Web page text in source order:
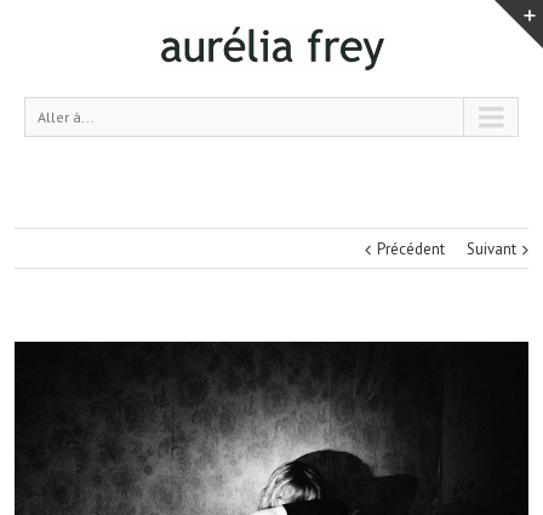
Aller à...
Précédent Suivant